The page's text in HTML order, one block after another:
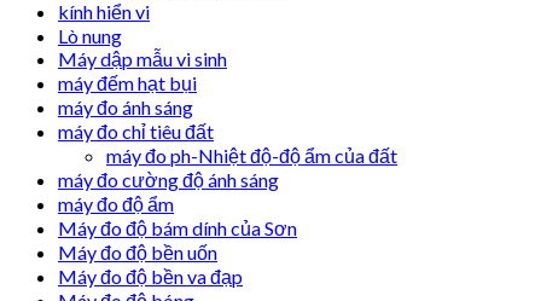
kính hiển vi
Lò nung
Máy dập mẫu vi sinh
máy đếm hạt bụi
máy đo ánh sáng
máy đo chỉ tiêu đất
máy đo ph-Nhiệt độ-độ ẩm của đất
máy đo cường độ ánh sáng
máy đo độ ẩm
Máy đo độ bám dính của Sơn
Máy đo độ bền uốn
Máy đo độ bền va đạp